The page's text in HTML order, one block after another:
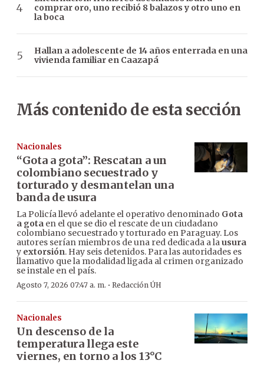
comprar oro, uno recibió 8 balazos y otro uno en
la boca
Hallan a adolescente de 14 años enterrada en una
vivienda familiar en Caazapá
Más contenido de esta sección
Nacionales
“Gota a gota”: Rescatan a un
colombiano secuestrado y
torturado y desmantelan una
banda de usura
La Policía llevó adelante el operativo denominado Gota
a gota en el que se dio el rescate de un ciudadano
colombiano secuestrado y torturado en Paraguay. Los
autores serían miembros de una red dedicada a lausura
y extorsión. Hay seis detenidos. Para las autoridades es
llamativo que la modalidad ligada al crimen organizado
se instale en el país.
Agosto 7, 2026 07:47 a. m. · Redacción ÚH
Nacionales
Un descenso de la
temperatura llega este
viernes, en torno a los 13°C